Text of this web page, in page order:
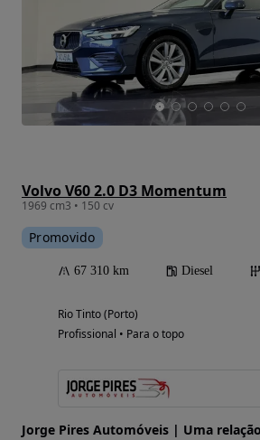
Volvo V60 2.0 D3 Momentum
1969 cm3 • 150 cv
Promovido
67 310 km Diesel
Rio Tinto (Porto)
Profissional • Para o topo
Jorge Pires Automóveis | Uma